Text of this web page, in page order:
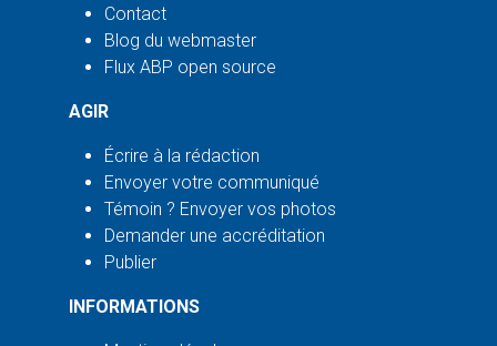
Contact
Blog du webmaster
Flux ABP open source
AGIR
Écrire à la rédaction
Envoyer votre communiqué
Témoin ? Envoyer vos photos
Demander une accréditation
Publier
INFORMATIONS